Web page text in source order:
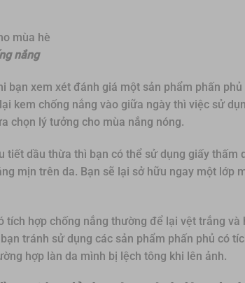
nắng
xem xét đánh giá một sản phẩm phấn
kem chống nắng vào giữa ngày thì việc sử
chọn lý tưởng cho mùa nắng nóng.
tiết dầu thừa thì bạn có thể sử dụng giấy thấm
mịn trên da. Bạn sẽ lại sở hữu ngay một lớp
tích hợp chống nắng thường để lại vệt trắng
tránh sử dụng các sản phẩm phấn phủ có
hợp làn da mình bị lệch tông khi lên ảnh.